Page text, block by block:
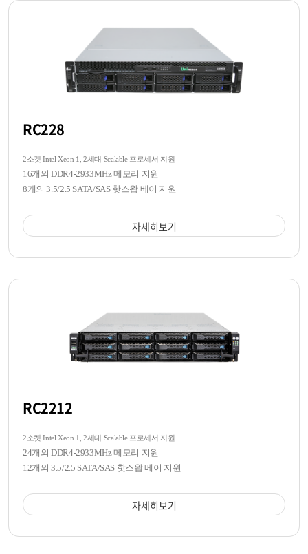
RC228
2소켓 Intel Xeon 1, 2세대 Scalable 프로세서 지원
16개의 DDR4-2933MHz 메모리 지원
8개의 3.5/2.5 SATA/SAS 핫스왑 베이 지원
자세히보기
RC2212
2소켓 Intel Xeon 1, 2세대 Scalable 프로세서 지원
24개의 DDR4-2933MHz 메모리 지원
12개의 3.5/2.5 SATA/SAS 핫스왑 베이 지원
자세히보기